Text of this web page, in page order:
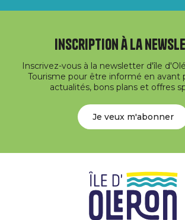
Inscription à la
Inscrivez-vous à la newsletter d'île
Tourisme pour être informé en avant
actualités, bons plans et offres
Je veux m'abonner